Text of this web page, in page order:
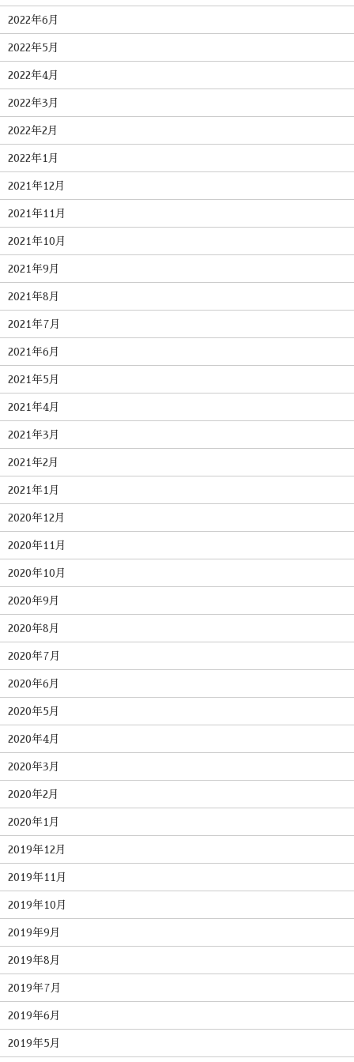
2022年6月
2022年5月
2022年4月
2022年3月
2022年2月
2022年1月
2021年12月
2021年11月
2021年10月
2021年9月
2021年8月
2021年7月
2021年6月
2021年5月
2021年4月
2021年3月
2021年2月
2021年1月
2020年12月
2020年11月
2020年10月
2020年9月
2020年8月
2020年7月
2020年6月
2020年5月
2020年4月
2020年3月
2020年2月
2020年1月
2019年12月
2019年11月
2019年10月
2019年9月
2019年8月
2019年7月
2019年6月
2019年5月